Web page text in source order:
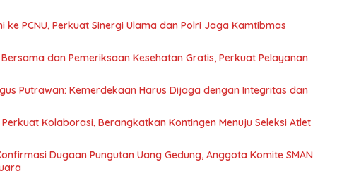
PCNU, Perkuat Sinergi Ulama dan Polri Jaga Kamtibmas
dan Pemeriksaan Kesehatan Gratis, Perkuat Pelayanan
Putrawan: Kemerdekaan Harus Dijaga dengan Integritas dan
Kolaborasi, Berangkatkan Kontingen Menuju Seleksi Atlet
Dugaan Pungutan Uang Gedung, Anggota Komite SMAN